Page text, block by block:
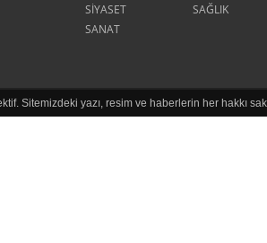
SİYASET
SAĞLIK
SANAT
Sitemizdeki yazı, resim ve haberlerin her hakkı